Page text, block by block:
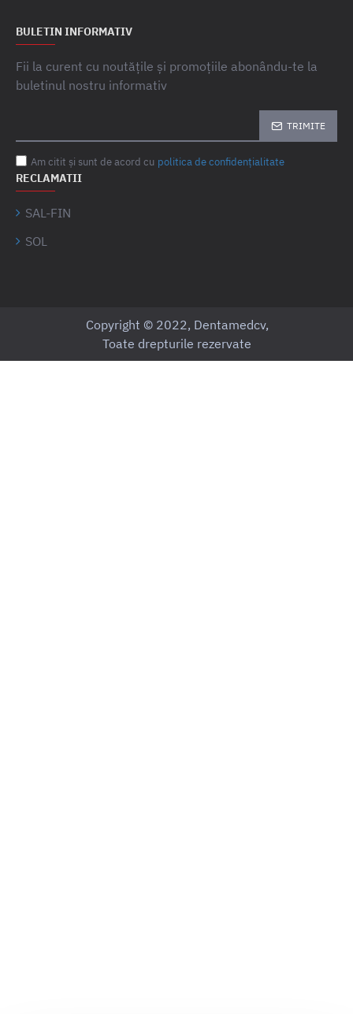
BULETIN INFORMATIV
Fii la curent cu noutățile și promoțiile abonându-te la
buletinul nostru informativ
TRIMITE
Am citit şi sunt de acord cu politica de confidențialitate
RECLAMATII
SAL-FIN
SOL
Copyright © 2022, Dentamedcv,
Toate drepturile rezervate